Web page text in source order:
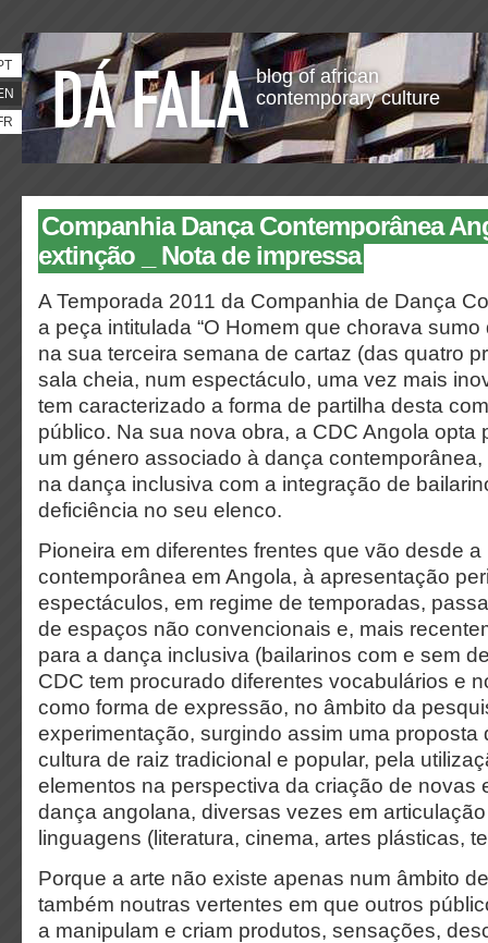
blog of african
contemporary culture
Companhia Dança Contemporânea
extinção _ Nota de impressa
A Temporada 2011 da Companhia de Dança
a peça intitulada “O Homem que chorava sumo
na sua terceira semana de cartaz (das quatro
sala cheia, num espectáculo, uma vez mais
tem caracterizado a forma de partilha desta
público. Na sua nova obra, a CDC Angola opta
um género associado à dança
na dança inclusiva com a integração de
deficiência no seu elenco.
Pioneira em diferentes frentes que vão desde
contemporânea em Angola, à apresentação
espectáculos, em regime de temporadas,
de espaços não convencionais e, mais
para a dança inclusiva (bailarinos com e sem
CDC tem procurado diferentes vocabulários e
como forma de expressão, no âmbito da
experimentação, surgindo assim uma proposta
cultura de raiz tradicional e popular, pela
elementos na perspectiva da criação de novas
dança angolana, diversas vezes em
linguagens (literatura, cinema, artes
Porque a arte não existe apenas num âmbito
também noutras vertentes em que outros
a manipulam e criam produtos, sensações,